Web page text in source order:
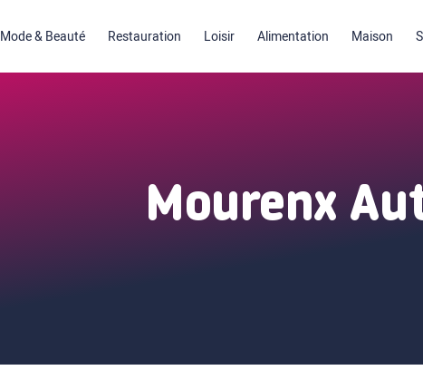
Mode & Beauté Restauration Loisir Alimentation Maison
Mourenx